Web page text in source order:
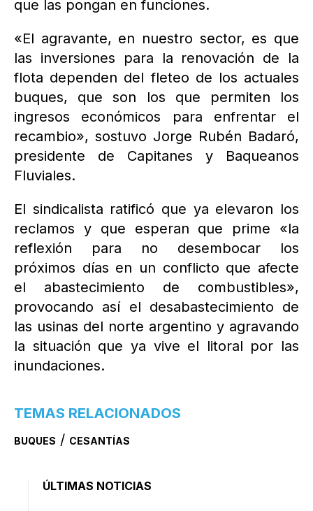
que las pongan en funciones.
«El agravante, en nuestro sector, es que
las inversiones para la renovación de la
flota dependen del fleteo de los actuales
buques, que son los que permiten los
ingresos económicos para enfrentar el
recambio», sostuvo Jorge Rubén Badaró,
presidente de Capitanes y Baqueanos
Fluviales.
El sindicalista ratificó que ya elevaron los
reclamos y que esperan que prime «la
reflexión para no desembocar los
próximos días en un conflicto que afecte
el abastecimiento de combustibles»,
provocando así el desabastecimiento de
las usinas del norte argentino y agravando
la situación que ya vive el litoral por las
inundaciones.
TEMAS RELACIONADOS
BUQUES / CESANTÍAS
ÚLTIMAS NOTICIAS